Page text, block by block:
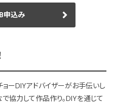
申込み
ーDIYアドバイザーがお手伝いし
協力して作品作り。DIYを通じて